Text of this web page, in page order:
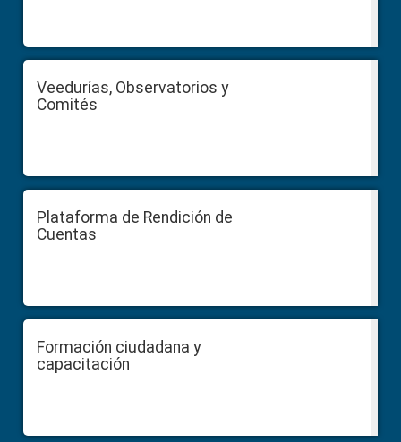
Veedurías, Observatorios y
Comités
Plataforma de Rendición de
Cuentas
Formación ciudadana y
capacitación